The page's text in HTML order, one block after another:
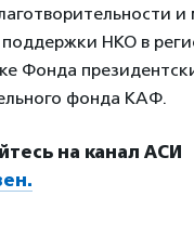
и
поддержки НКО в
Фонда
фонда КАФ.
на канал АСИ